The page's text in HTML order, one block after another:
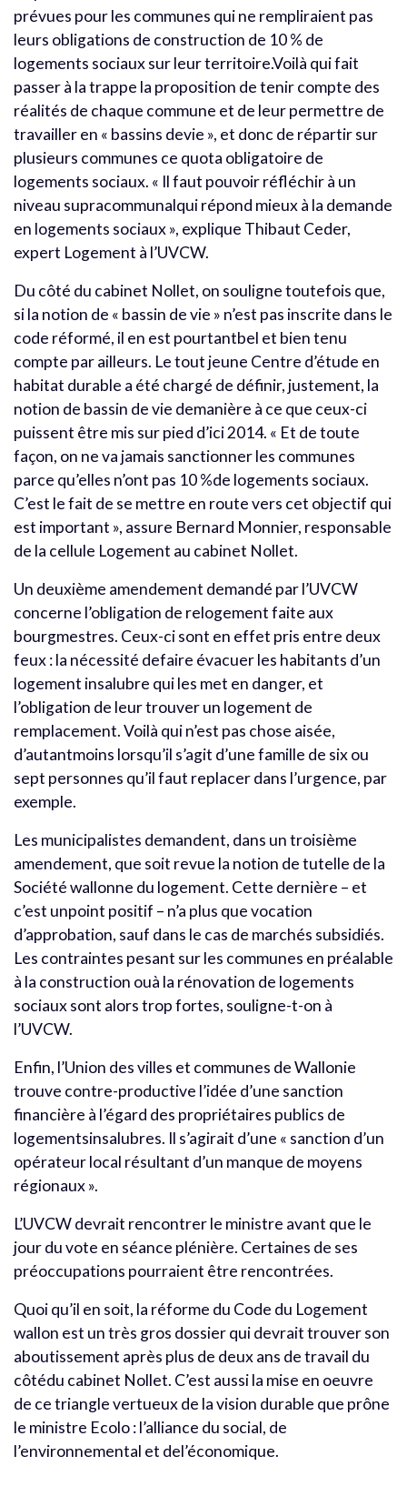
prévues pour les communes qui ne rempliraient pas
leurs obligations de construction de 10 % de
logements sociaux sur leur territoire.Voilà qui fait
passer à la trappe la proposition de tenir compte des
réalités de chaque commune et de leur permettre de
travailler en « bassins devie », et donc de répartir sur
plusieurs communes ce quota obligatoire de
logements sociaux. « Il faut pouvoir réfléchir à un
niveau supracommunalqui répond mieux à la demande
en logements sociaux », explique Thibaut Ceder,
expert Logement à l’UVCW.
Du côté du cabinet Nollet, on souligne toutefois que,
si la notion de « bassin de vie » n’est pas inscrite dans le
code réformé, il en est pourtantbel et bien tenu
compte par ailleurs. Le tout jeune Centre d’étude en
habitat durable a été chargé de définir, justement, la
notion de bassin de vie demanière à ce que ceux-ci
puissent être mis sur pied d’ici 2014. « Et de toute
façon, on ne va jamais sanctionner les communes
parce qu’elles n’ont pas 10 %de logements sociaux.
C’est le fait de se mettre en route vers cet objectif qui
est important », assure Bernard Monnier, responsable
de la cellule Logement au cabinet Nollet.
Un deuxième amendement demandé par l’UVCW
concerne l’obligation de relogement faite aux
bourgmestres. Ceux-ci sont en effet pris entre deux
feux : la nécessité defaire évacuer les habitants d’un
logement insalubre qui les met en danger, et
l’obligation de leur trouver un logement de
remplacement. Voilà qui n’est pas chose aisée,
d’autantmoins lorsqu’il s’agit d’une famille de six ou
sept personnes qu’il faut replacer dans l’urgence, par
exemple.
Les municipalistes demandent, dans un troisième
amendement, que soit revue la notion de tutelle de la
Société wallonne du logement. Cette dernière – et
c’est unpoint positif – n’a plus que vocation
d’approbation, sauf dans le cas de marchés subsidiés.
Les contraintes pesant sur les communes en préalable
à la construction ouà la rénovation de logements
sociaux sont alors trop fortes, souligne-t-on à
l’UVCW.
Enfin, l’Union des villes et communes de Wallonie
trouve contre-productive l’idée d’une sanction
financière à l’égard des propriétaires publics de
logementsinsalubres. Il s’agirait d’une « sanction d’un
opérateur local résultant d’un manque de moyens
régionaux ».
L’UVCW devrait rencontrer le ministre avant que le
jour du vote en séance plénière. Certaines de ses
préoccupations pourraient être rencontrées.
Quoi qu’il en soit, la réforme du Code du Logement
wallon est un très gros dossier qui devrait trouver son
aboutissement après plus de deux ans de travail du
côtédu cabinet Nollet. C’est aussi la mise en oeuvre
de ce triangle vertueux de la vision durable que prône
le ministre Ecolo : l’alliance du social, de
l’environnemental et del’économique.